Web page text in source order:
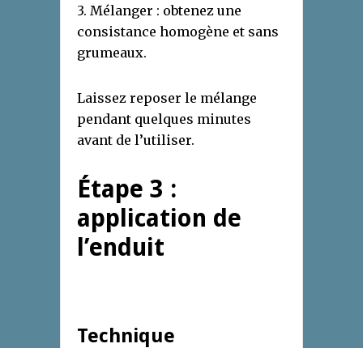
3. Mélanger : obtenez une
consistance homogène et sans
grumeaux.
Laissez reposer le mélange
pendant quelques minutes
avant de l’utiliser.
Étape 3 :
application de
l’enduit
Technique